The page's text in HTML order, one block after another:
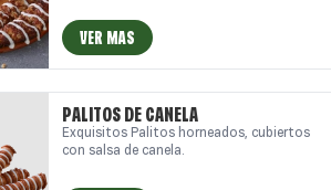
VER MAS
PALITOS DE CANELA
Exquisitos Palitos horneados, cubiertos
con salsa de canela.